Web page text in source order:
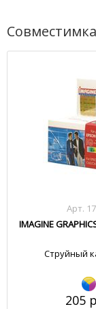
Совместимка
Арт.
IMAGINE
Струйный
205